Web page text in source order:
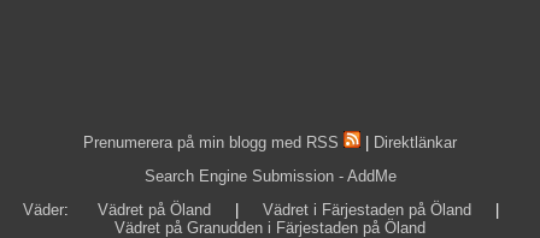
Prenumerera på min blogg med RSS
Direktlänkar
Search Engine Submission - AddMe
Väder: Vädret på Öland Vädret i Färjestaden på Öland
Vädret på Granudden i Färjestaden på Öland